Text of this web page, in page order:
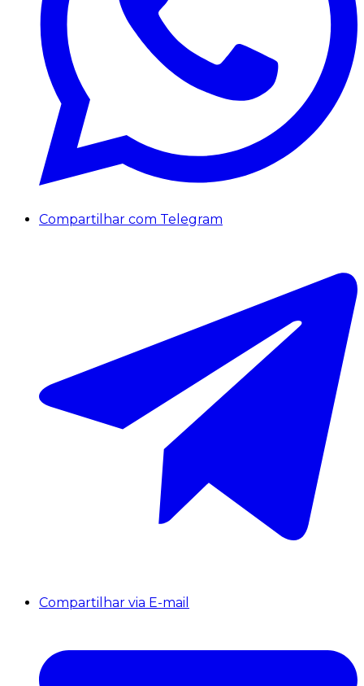
Compartilhar com Telegram
Compartilhar via E-mail